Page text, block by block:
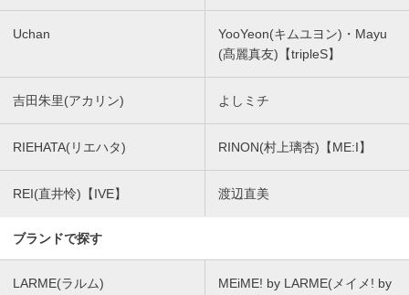
Uchan
YooYeon(キムユヨン)・Mayu
(髙麗真友)【tripleS】
吉田朱里(アカリン) よしミチ
RIEHATA(リエハタ) RINON(村上璃杏)【ME:I】
REI(直井怜)【IVE】 渡辺直美
ブランドで探す
LARME(ラルム)
MEiME! by LARME(メイメ! by